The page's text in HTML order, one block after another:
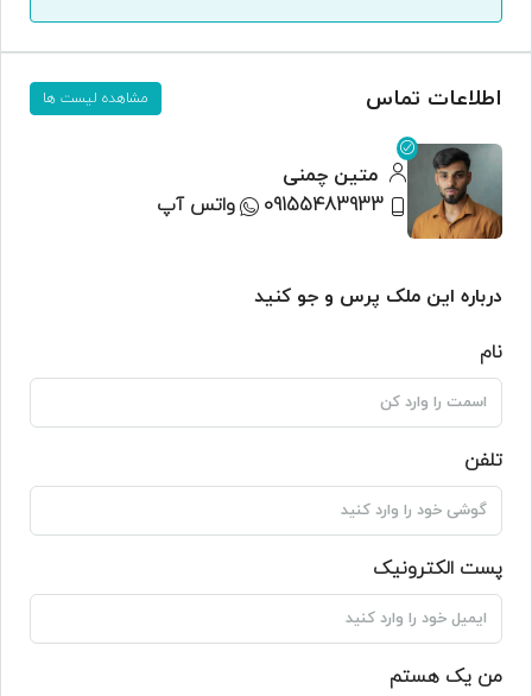
اطلاعات تماس مشاهده لیست ها
متین چمنی
09155483933
واتس آپ
درباره این ملک پرس و جو کنید
نام
تلفن
پست الکترونیک
من یک هستم